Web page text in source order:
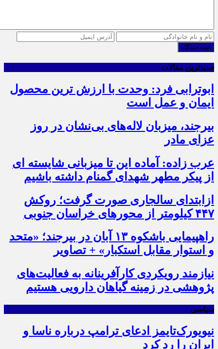
ثبت دیدگاه
جدیدترین مقالات
ابوترابی فرد: وحدت با ارزش ترین محصول
ایمان و عمل است
بیرجند، میزبان لاله‌های بی‌نشان در روز
عزای مادر
عرب زاده: آماده این تا میزبانی شایسته ای
از پیکر مطهر شهدای گمنام داشته باشیم
ازابتدای سالجاری صورت گرفت؛ روکش
۴۴۷ کیلومتر از محورهای خراسان جنوبی
راهپیمایی باشکوه ۱۳ آبان در بیرجند؛ «متحد
و استوار مقابل استکبار» + تصاویر
نیازمند رویکردی کارآفرینانه به فعالیت‌های
پژوهشی در زمینه گیاهان دارویی هستیم
سیاسی
نیویورک‌تایمز ادعای ترامپ درباره ناسا و
ایران را رد کرد